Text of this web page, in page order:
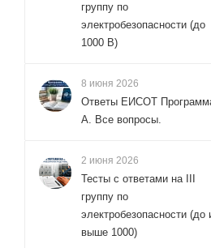
группу по
электробезопасности (до
1000 В)
8 июня 2026
Ответы ЕИСОТ
А. Все вопросы.
2 июня 2026
Тесты с ответами на III
группу по
электробезопасности (до
выше 1000)